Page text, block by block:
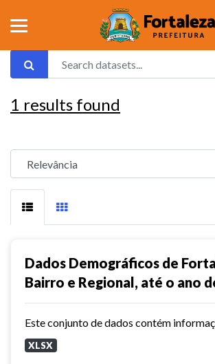
1 results found
Dados Demográficos de
Bairro e Regional, até o ano
XLSX